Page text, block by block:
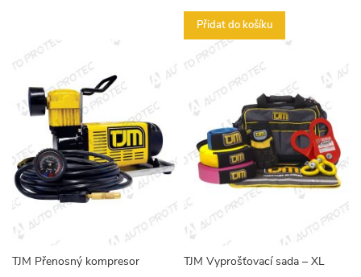
Přidat do košíku
TJM Přenosný kompresor
TJM Vyprošťovací sada – XL